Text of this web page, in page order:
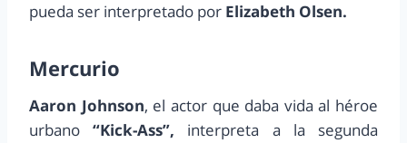
pueda ser interpretado por Elizabeth Olsen.
Mercurio
Aaron Johnson, el actor que daba vida al héroe
urbano“Kick-Ass”, interpreta a la segunda